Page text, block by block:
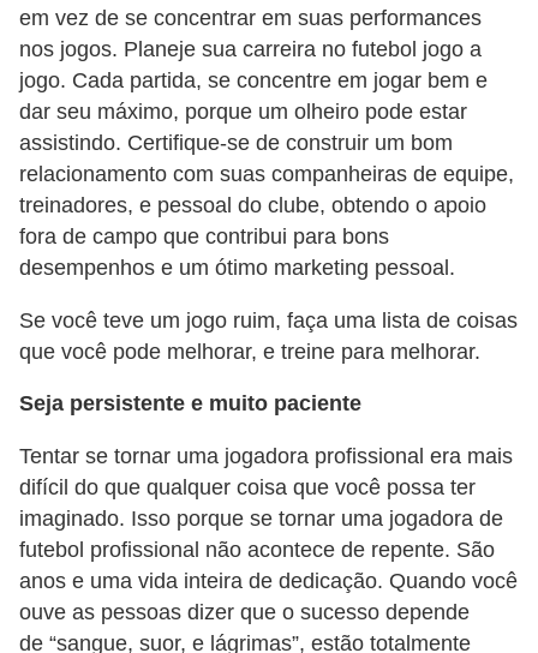
em vez de se concentrar em suas performances
nos jogos. Planeje sua carreira no futebol jogo a
jogo. Cada partida, se concentre em jogar bem e
dar seu máximo, porque um olheiro pode estar
assistindo. Certifique-se de construir um bom
relacionamento com suas companheiras de equipe,
treinadores, e pessoal do clube, obtendo o apoio
fora de campo que contribui para bons
desempenhos e um ótimo marketing pessoal.
Se você teve um jogo ruim, faça uma lista de coisas
que você pode melhorar, e treine para melhorar.
Seja persistente e muito paciente
Tentar se tornar uma jogadora profissional era mais
difícil do que qualquer coisa que você possa ter
imaginado. Isso porque se tornar uma jogadora de
futebol profissional não acontece de repente. São
anos e uma vida inteira de dedicação. Quando você
ouve as pessoas dizer que o sucesso depende
de “sangue, suor, e lágrimas”, estão totalmente